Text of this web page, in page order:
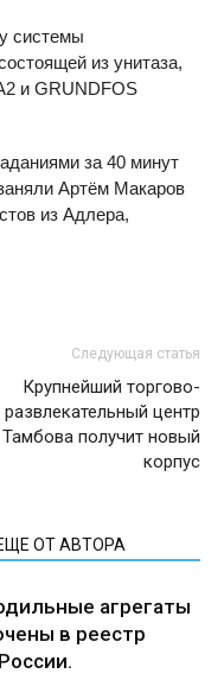
системы
из унитаза,
и GRUNDFOS
за 40 минут
Артём Макаров
из Адлера,
Следующая статья
Крупнейший торгово-
развлекательный центр
Тамбова получит новый
корпус
ОТ АВТОРА
агрегаты
в реестр